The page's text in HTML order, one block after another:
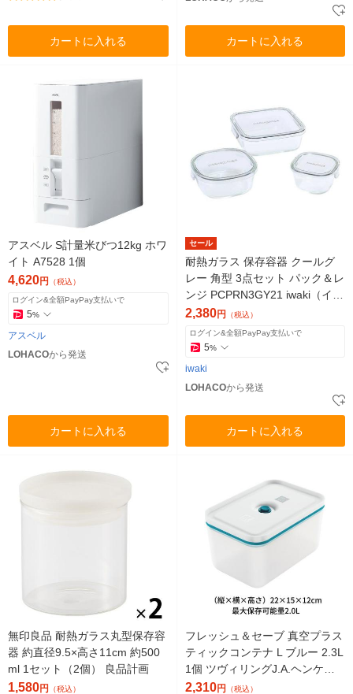
カートに入れる カートに入れる
アスベル S計量米びつ12kg ホワ
イト A7528 1個
4,620円 （税込）
ログイン&全額PayPay支払いで
5%
アスベル
LOHACOから発送
カートに入れる
セール
耐熱ガラス 保存容器 クールグ
レー 角型 3点セット パック＆レ
ンジ PCPRN3GY21 iwaki（イワ
キ）
2,380円 （税込）
ログイン&全額PayPay支払いで
5%
iwaki
LOHACOから発送
カートに入れる
無印良品 耐熱ガラス丸型保存容
器 約直径9.5×高さ11cm 約500
ml 1セット（2個） 良品計画
1,580円 （税込）
フレッシュ＆セーブ 真空プラス
ティックコンテナ L ブルー 2.3L
1個 ツヴィリングJ.A.ヘンケル
スジャパン
2,310円 （税込）